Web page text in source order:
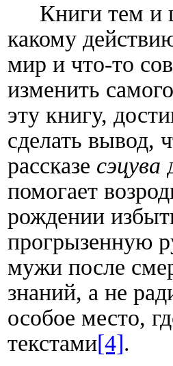
Книги тем и
какому
мир и что-то
изменить
эту книгу,
сделать вывод,
рассказе сэцува
помогает
рождении
прогрызенную
мужи после
знаний, а не
особое место,
текстами[4].